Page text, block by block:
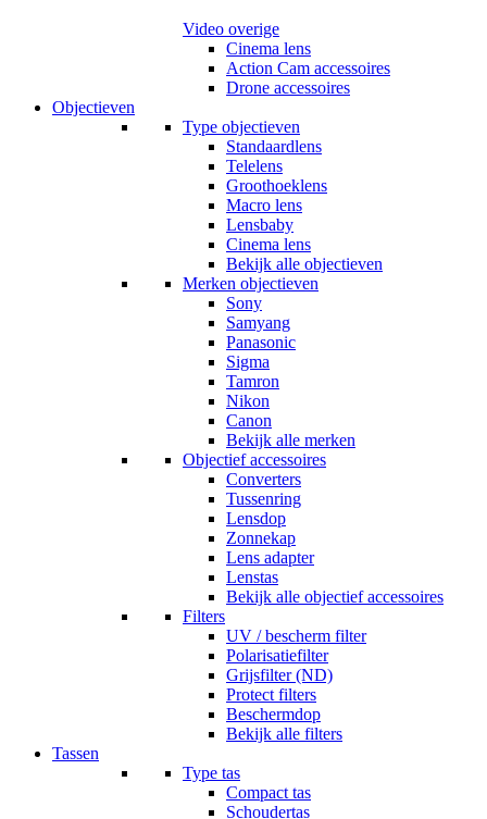
Video overige
Cinema lens
Action Cam accessoires
Drone accessoires
Objectieven
Type objectieven
Standaardlens
Telelens
Groothoeklens
Macro lens
Lensbaby
Cinema lens
Bekijk alle objectieven
Merken objectieven
Sony
Samyang
Panasonic
Sigma
Tamron
Nikon
Canon
Bekijk alle merken
Objectief accessoires
Converters
Tussenring
Lensdop
Zonnekap
Lens adapter
Lenstas
Bekijk alle objectief accessoires
Filters
UV / bescherm filter
Polarisatiefilter
Grijsfilter (ND)
Protect filters
Beschermdop
Bekijk alle filters
Tassen
Type tas
Compact tas
Schoudertas